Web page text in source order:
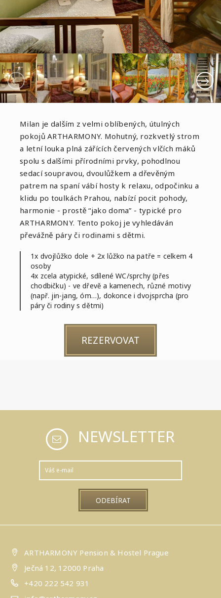
Milan je dalším z velmi oblíbených, útulných
pokojů ARTHARMONY. Mohutný, rozkvetlý strom
a letní louka plná zářících červených vlčích máků
spolu s dalšími přírodními prvky, pohodlnou
sedací soupravou, dvoulůžkem a dřevěným
patrem na spaní vábí hosty k relaxu, odpočinku a
klidu po toulkách Prahou, nabízí pocit pohody,
harmonie - prostě “jako doma” - typické pro
ARTHARMONY. Tento pokoj je vyhledáván
převážně páry či rodinami s dětmi.
1x dvojlůžko dole + 2x lůžko na patře = celkem 4
osoby
4x zcela atypické, sdílené WC/sprchy (přes
chodbičku) - ve dřevě a kamenech, různé motivy
(např. jin-jang, óm…), dokonce i dvojsprcha (pro
páry či rodiny s dětmi)
REZERVOVAT
NEWSLETTER
ARTHARMONY Pension & Hostel Prague
Ječná 12, 12000 Praha
+420 222 542 931